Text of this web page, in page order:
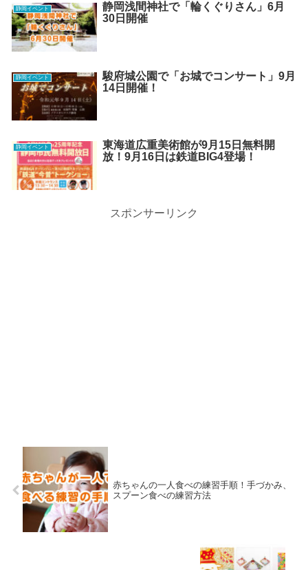
静岡イベント
静岡浅間神社で「輪くぐりさん」6月
30日開催
静岡イベント
駿府城公園で「お城でコンサート」9月
14日開催！
静岡イベント
東海道広重美術館が9月15日無料開
放！9月16日は鉄道BIG4登場！
スポンサーリンク
赤ちゃんの一人食べの練習手順！手づかみ、
スプーン食べの練習方法